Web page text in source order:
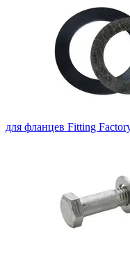
для фланцев Fitting